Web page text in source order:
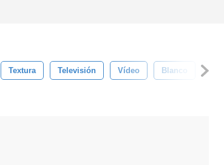
Textura Televisión Vídeo Blanco